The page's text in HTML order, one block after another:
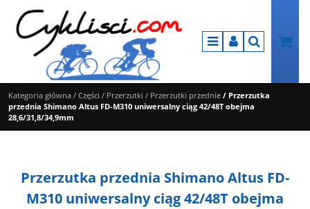
MenuPanelSzukaj
Kategoria główna / Części / Przerzutki / Przerzutki przednie / Przerzutka
przednia Shimano Altus FD-M310 uniwersalny ciąg 42/48T obejma
28,6/31,8/34,9mm
Przerzutka przednia Shimano Altus FD-
M310 uniwersalny ciąg 42/48T obejma